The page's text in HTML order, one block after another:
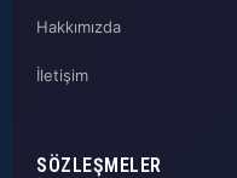
Hakkımızda
İletişim
SÖZLEŞMELER